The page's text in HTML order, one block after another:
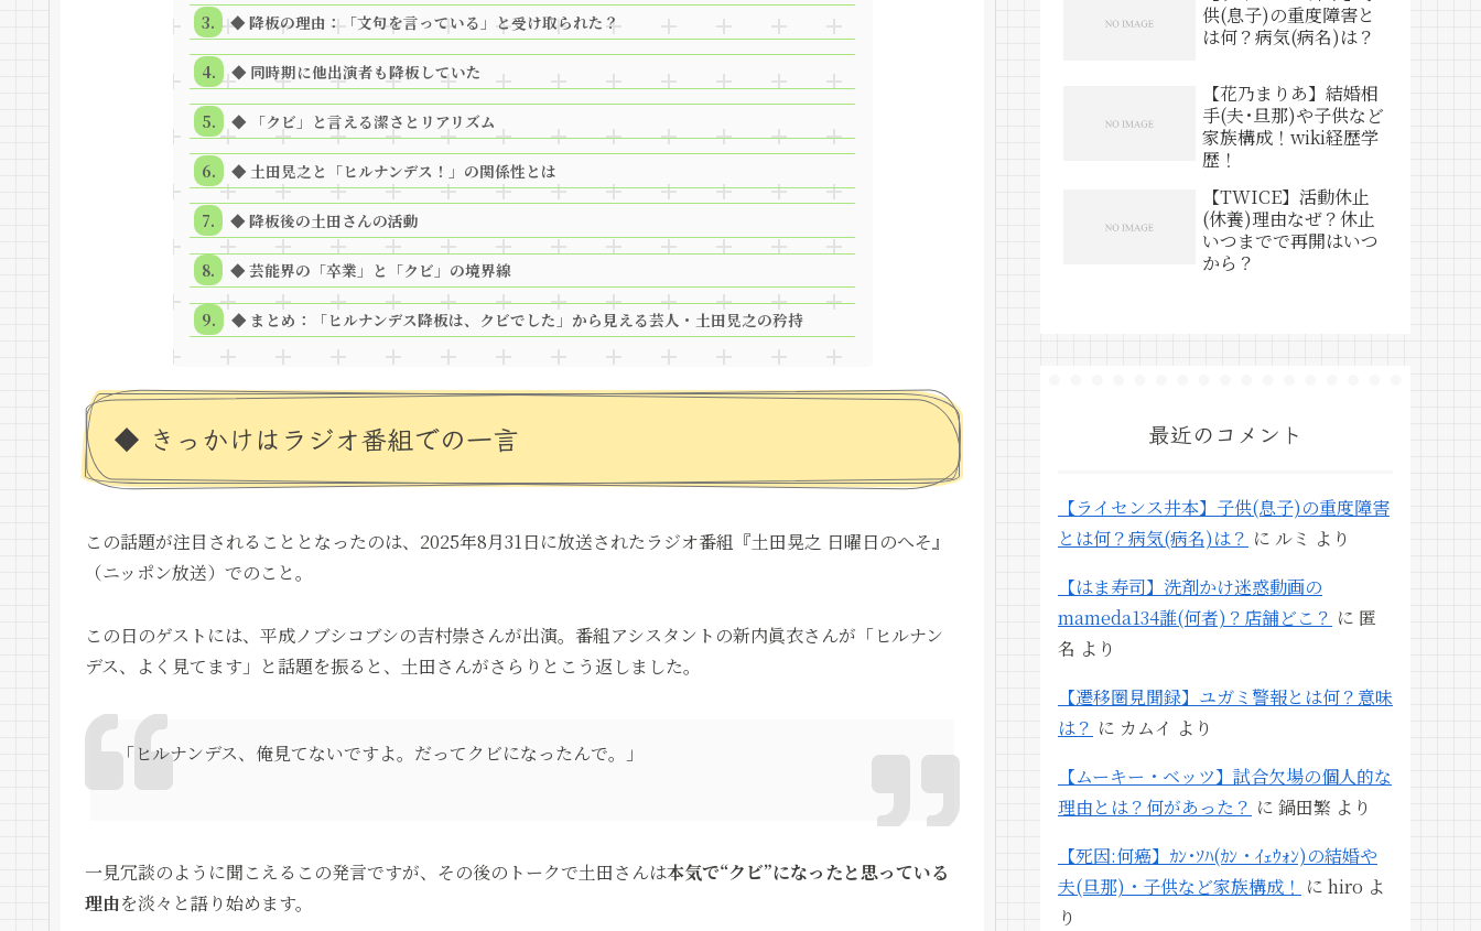
◆ 降板の理由：「文句を言っている」と受け取られた？
◆ 同時期に他出演者も降板していた
◆ 「クビ」と言える潔さとリアリズム
◆ 土田晃之と「ヒルナンデス！」の関係性とは
◆ 降板後の土田さんの活動
◆ 芸能界の「卒業」と「クビ」の境界線
◆ まとめ：「ヒルナンデス降板は、クビでした」から見える芸人・土田晃之の矜持
◆ きっかけはラジオ番組での一言
この話題が注目されることとなったのは、2025年8月31日に放送されたラジオ番組『土田晃之 日曜日のへそ』
（ニッポン放送）でのこと。
この日のゲストには、平成ノブシコブシの吉村崇さんが出演。番組アシスタントの新内眞衣さんが「ヒルナン
デス、よく見てます」と話題を振ると、土田さんがさらりとこう返しました。
「ヒルナンデス、俺見てないですよ。だってクビになったんで。」
一見冗談のように聞こえるこの発言ですが、その後のトークで土田さんは本気で“クビ”になったと思っている
理由を淡々と語り始めます。
供(息子)の重度障害と
は何？病気(病名)は？
【花乃まりあ】結婚相
手(夫･旦那)や子供など
家族構成！wiki経歴学
歴！
【TWICE】活動休止
(休養)理由なぜ？休止
いつまでで再開はいつ
から？
最近のコメント
【ライセンス井本】子供(息子)の重度障害
とは何？病気(病名)は？ に ルミ より
【はま寿司】洗剤かけ迷惑動画の
mameda134誰(何者)？店舗どこ？ に 匿
名 より
【遷移圏見聞録】ユガミ警報とは何？意味
は？ に カムイ より
【ムーキー・ベッツ】試合欠場の個人的な
理由とは？何があった？ に 鍋田繁 より
【死因:何癌】ｶﾝ･ｿﾊ(ｶﾝ・ｲｪｳｫﾝ)の結婚や
夫(旦那)・子供など家族構成！ に hiro よ
り